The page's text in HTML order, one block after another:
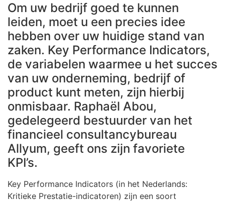
Om uw bedrijf goed te kunnen
leiden, moet u een precies idee
hebben over uw huidige stand van
zaken. Key Performance Indicators,
de variabelen waarmee u het succes
van uw onderneming, bedrijf of
product kunt meten, zijn hierbij
onmisbaar. Raphaël Abou,
gedelegeerd bestuurder van het
financieel consultancybureau
Allyum, geeft ons zijn favoriete
KPI’s.
Key Performance Indicators (in het Nederlands:
Kritieke Prestatie-indicatoren) zijn een soort